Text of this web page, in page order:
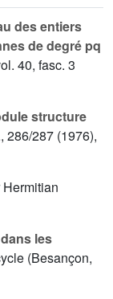
des entiers
de degré pq
40, fasc. 3
structure
286/287 (1976),
les
(Besançon,